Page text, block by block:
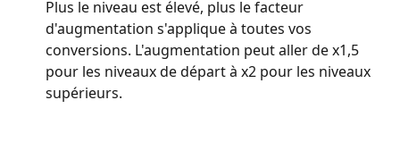
Plus le niveau est élevé, plus le facteur
d'augmentation s'applique à toutes vos
conversions. L'augmentation peut aller de x1,5
pour les niveaux de départ à x2 pour les niveaux
supérieurs.